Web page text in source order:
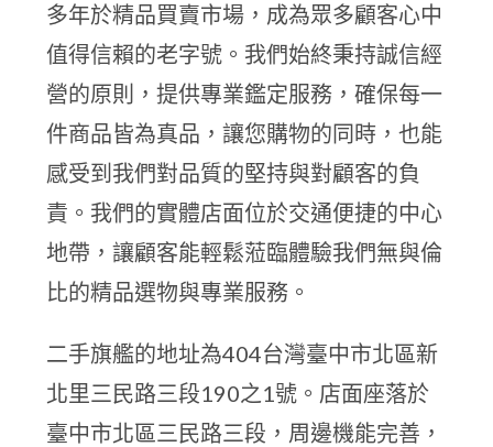
多年於精品買賣市場，成為眾多顧客心中
值得信賴的老字號。我們始終秉持誠信經
營的原則，提供專業鑑定服務，確保每一
件商品皆為真品，讓您購物的同時，也能
感受到我們對品質的堅持與對顧客的負
責。我們的實體店面位於交通便捷的中心
地帶，讓顧客能輕鬆蒞臨體驗我們無與倫
比的精品選物與專業服務。
二手旗艦的地址為404台灣臺中市北區新
北里三民路三段190之1號。店面座落於
臺中市北區三民路三段，周邊機能完善，